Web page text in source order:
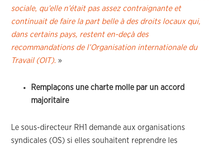
sociale, qu’elle n’était pas assez contraignante et
continuait de faire la part belle à des droits locaux qui,
dans certains pays, restent en-deçà des
recommandations de l’Organisation internationale du
Travail (OIT). »
Remplaçons une charte molle par un accord
majoritaire
Le sous-directeur RH1 demande aux organisations
syndicales (OS) si elles souhaitent reprendre les